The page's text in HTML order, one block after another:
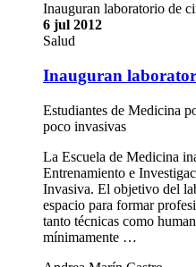
Inauguran laboratorio de
6 jul 2012
Salud
Inauguran
Estudiantes de Medicina
poco invasivas
La Escuela de Medicina
Entrenamiento e
Invasiva. El objetivo del
espacio para formar
tanto técnicas como
mínimamente …